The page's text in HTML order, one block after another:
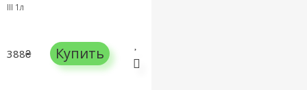
III 1л
388₴ Купить